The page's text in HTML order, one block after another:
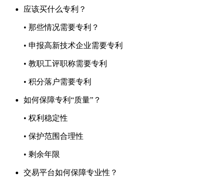
应该买什么专利？
• 那些情况需要专利？
• 申报高新技术企业需要专利
• 教职工评职称需要专利
• 积分落户需要专利
如何保障专利“质量”？
• 权利稳定性
• 保护范围合理性
• 剩余年限
交易平台如何保障专业性？